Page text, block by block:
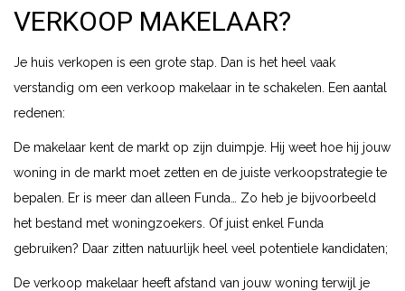
VERKOOP MAKELAAR?
Je huis verkopen is een grote stap. Dan is het heel vaak
verstandig om een verkoop makelaar in te schakelen. Een aantal
redenen:
De makelaar kent de markt op zijn duimpje. Hij weet hoe hij jouw
woning in de markt moet zetten en de juiste verkoopstrategie te
bepalen. Er is meer dan alleen Funda… Zo heb je bijvoorbeeld
het bestand met woningzoekers. Of juist enkel Funda
gebruiken? Daar zitten natuurlijk heel veel potentiele kandidaten;
De verkoop makelaar heeft afstand van jouw woning terwijl je